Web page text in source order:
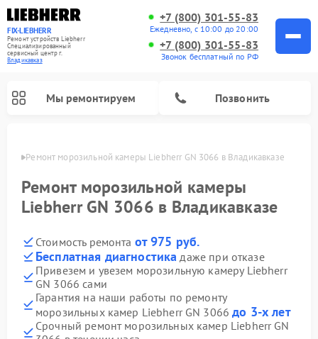
FIX-LIEBHERR
Ремонт устройств Liebherr
Специализированный
cервисный центр г.
Владикавказ
+7 (800) 301-55-83
Ежедневно, с 10:00 до 20:00
+7 (800) 301-55-83
Звонок бесплатный по РФ
Мы ремонтируем Позвонить
Ремонт морозильной камеры Liebherr GN 3066 в Владикавказе
Ремонт морозильной камеры
Liebherr GN 3066 в Владикавказе
Стоимость ремонта от 975 руб.
Бесплатная диагностика даже при отказе
Привезем и увезем морозильную камеру Liebherr
GN 3066 сами
Гарантия на наши работы по ремонту
морозильных камер Liebherr GN 3066до 3-х лет
Срочный ремонт морозильных камер Liebherr GN